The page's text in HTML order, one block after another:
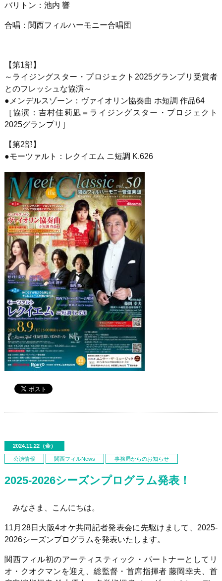
バリトン：池内 響
合唱：関西フィルハーモニー合唱団
【第1部】
～ライジングスター・プロジェクト 2025グランプリ受賞者
とのフレッシュな協演～
● メンデルスゾーン：ヴァイオリン協奏曲 ホ短調 作品64
［協演：吉村佳莉凪＝ライジングスター・プロジェクト
2025グランプリ］
【第2部】
●モーツァルト：レクイエム ニ短調 K.626
2024.11.22（金）
公演情報 関西フィルNews 事務局からのお知らせ
2025-2026シーズンプログラム発表！
みなさま、こんにちは。
11月28日大阪4オケ共同記者発表会に先駆けまして、2025-
2026シーズンプログラムを発表いたします。
関西フィル初のアーティスティック・パートナーとして リ
オ・クオクマンを迎え、総監督・首席指揮者 藤岡幸夫、首